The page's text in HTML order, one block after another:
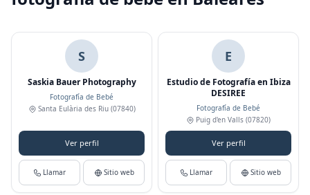
S
Saskia Bauer Photography
Fotografía de Bebé
Santa Eulària des Riu(07840)
Ver perfil
Llamar Sitio web
E
Estudio de Fotografía en Ibiza
DESIREE
Fotografía de Bebé
Puig d'en Valls (07820)
Ver perfil
Llamar Sitio web